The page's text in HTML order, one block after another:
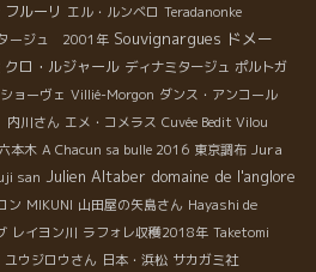
フルーリ エル・ルンベロ Teradanonke
ージュ 2001年 Souvignargues ドメー
クロ・ルジャール ディナミタージュ ポルトガ
ョーヴェ Villié-Morgon ダンス・アンコール
内川さん エメ・コメラス Cuvée Bedit Vilou
本木 A Chacun sa bulle 2016 東京調布 Jura
san Julien Altaber domaine de l'anglore
ン MIKUNI 山田屋の矢島さん Hayashi de
レイヨン川 ラフォレ収穫2018年 Taketomi
ユウジロウさん 日本・浜松 サカガミ社